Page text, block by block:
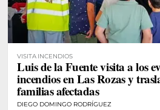
VISITA INCENDIOS
Luis de la Fuente visita a los
incendios en Las Rozas y
familias afectadas
DIEGO DOMINGO RODRÍGUEZ